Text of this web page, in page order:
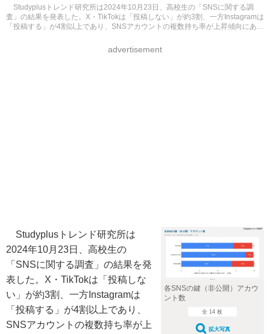
Studyplusトレンド研究所は2024年10月23日、高校生の「SNSに関する調
査」の結果を発表した。X・TikTokは「投稿しない」が約3割、一方Instagramは
「投稿する」が4割以上であり、SNSアカウントの複数持ち率が上昇傾向にある
advertisement
各SNSの鍵（非公開）アカウ
ント数
全 14 枚
拡大写真
Studyplusトレンド研究所は
2024年10月23日、高校生の
「SNSに関する調査」の結果を発
表した。X・TikTokは「投稿しな
い」が約3割、一方Instagramは
「投稿する」が4割以上であり、
SNSアカウントの複数持ち率が上